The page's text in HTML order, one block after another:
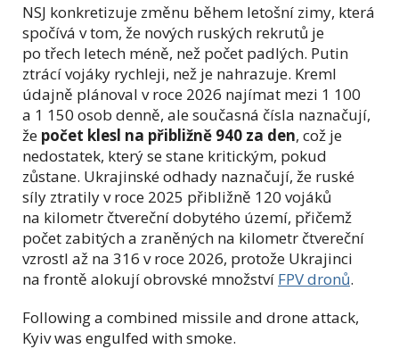
NSJ konkretizuje změnu během letošní zimy, která
spočívá v tom, že nových ruských rekrutů je
po třech letech méně, než počet padlých. Putin
ztrácí vojáky rychleji, než je nahrazuje. Kreml
údajně plánoval v roce 2026 najímat mezi 1 100
a 1 150 osob denně, ale současná čísla naznačují,
že počet klesl na přibližně 940 za den, což je
nedostatek, který se stane kritickým, pokud
zůstane. Ukrajinské odhady naznačují, že ruské
síly ztratily v roce 2025 přibližně 120 vojáků
na kilometr čtvereční dobytého území, přičemž
počet zabitých a zraněných na kilometr čtvereční
vzrostl až na 316 v roce 2026, protože Ukrajinci
na frontě alokují obrovské množství FPV dronů.
Following a combined missile and drone attack,
Kyiv was engulfed with smoke.